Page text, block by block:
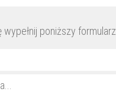
poniższy formularz.